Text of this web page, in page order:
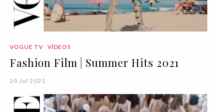
VOGUE TV VÍDEOS
Fashion Film | Summer Hits 2021
20 Jul 2021